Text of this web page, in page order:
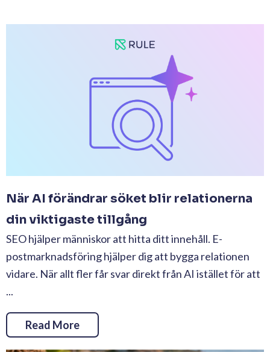
När AI förändrar söket blir relationerna
din viktigaste tillgång
SEO hjälper människor att hitta ditt innehåll. E-
postmarknadsföring hjälper dig att bygga relationen
vidare. När allt fler får svar direkt från AI istället för att
...
Read More